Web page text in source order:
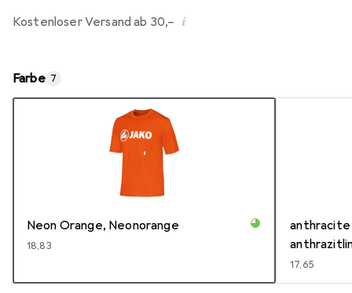
Kostenloser Versand ab 30,– i
Farbe 7
Neon Orange, Neonorange
EUR
18,83
anthracite
Grau
EUR
17,65